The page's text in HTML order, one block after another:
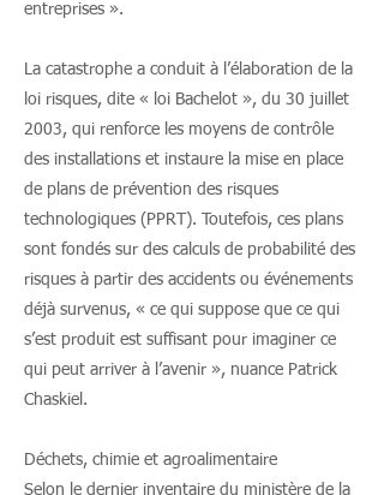
entreprises ».
La catastrophe a conduit à l’élaboration de la
loi risques, dite « loi Bachelot », du 30 juillet
2003, qui renforce les moyens de contrôle
des installations et instaure la mise en place
de plans de prévention des risques
technologiques (PPRT). Toutefois, ces plans
sont fondés sur des calculs de probabilité des
risques à partir des accidents ou événements
déjà survenus, « ce qui suppose que ce qui
s’est produit est suffisant pour imaginer ce
qui peut arriver à l’avenir », nuance Patrick
Chaskiel.
Déchets, chimie et agroalimentaire
Selon le dernier inventaire du ministère de la